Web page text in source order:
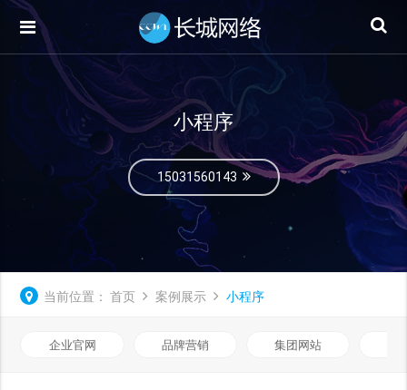
小程序
15031560143
当前位置： 首页 案例展示 小程序
企业官网 品牌营销 集团网站